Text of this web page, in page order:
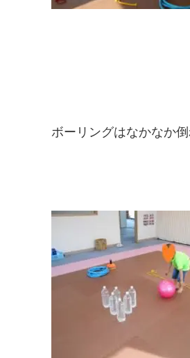
ボーリングはなかなか